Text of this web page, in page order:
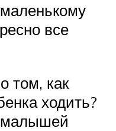
все
том, как
ходить?
малышей